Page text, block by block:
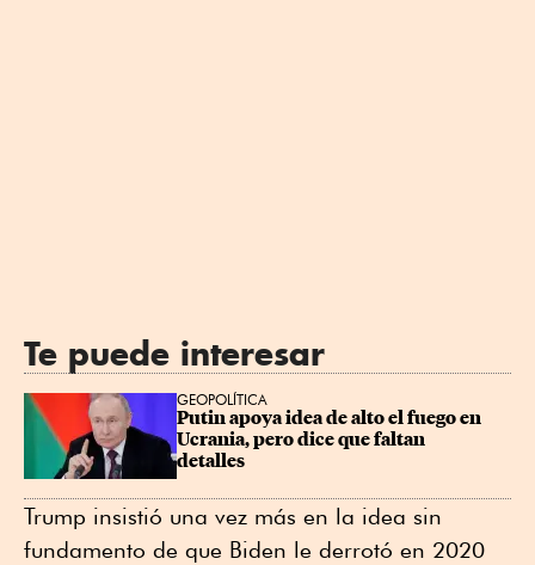
Te puede interesar
GEOPOLÍTICA
Putin apoya idea de alto el fuego en
Ucrania, pero dice que faltan
detalles
Trump insistió una vez más en la idea sin
fundamento de que Biden le derrotó en 2020